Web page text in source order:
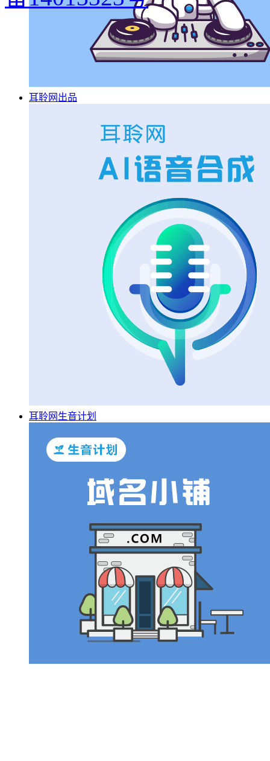
耳聆网出品
耳聆网生音计划